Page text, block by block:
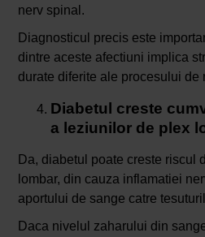
nerv spinal.
Diagnosticul precis este
dintre aceste afectiuni implica
durate diferite ale procesului de
Diabetul creste
a leziunilor de plex
Da, diabetul poate creste riscul
lombar, din cauza inflamatiei
aportului de sange catre
Daca nivelul zaharului din